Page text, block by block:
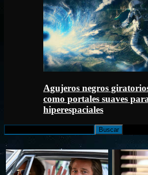
Agujeros negros
como portales suaves
hiperespaciales